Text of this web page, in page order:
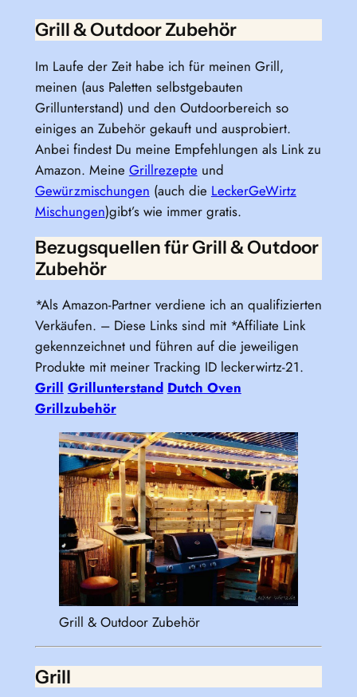
Grill & Outdoor Zubehör
Im Laufe der Zeit habe ich für meinen Grill,
meinen (aus Paletten selbstgebauten
Grillunterstand) und den Outdoorbereich so
einiges an Zubehör gekauft und ausprobiert.
Anbei findest Du meine Empfehlungen als Link zu
Amazon. Meine Grillrezepte und
Gewürzmischungen (auch die LeckerGeWirtz
Mischungen)gibt’s wie immer gratis.
Bezugsquellen für Grill & Outdoor
Zubehör
*Als Amazon-Partner verdiene ich an qualifizierten
Verkäufen. – Diese Links sind mit *Affiliate Link
gekennzeichnet und führen auf die jeweiligen
Produkte mit meiner Tracking ID leckerwirtz-21.
Grill Grillunterstand Dutch Oven
Grillzubehör
Grill & Outdoor Zubehör
Grill